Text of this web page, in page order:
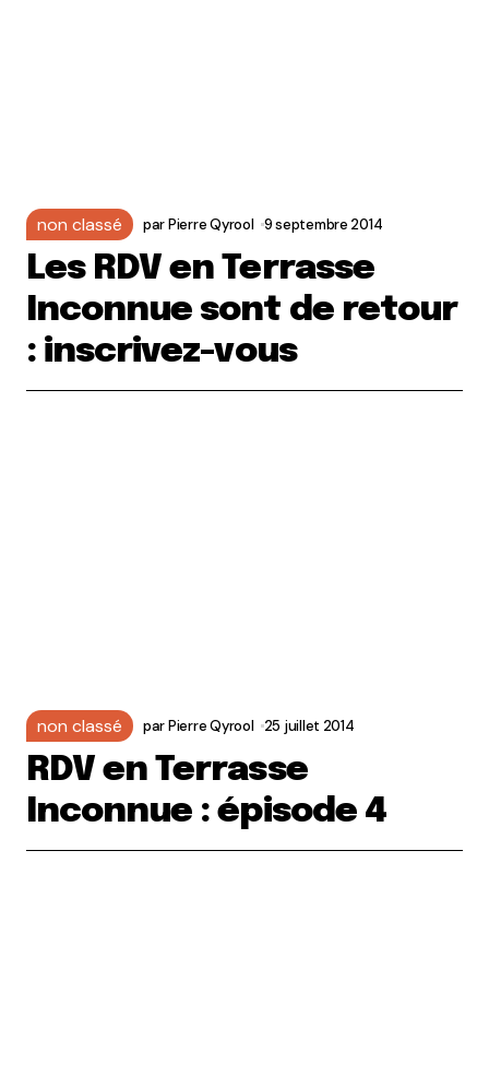
non classé parPierre Qyrool 9 septembre 2014
Les RDV en Terrasse
Inconnue sont de retour
: inscrivez-vous
non classé parPierre Qyrool 25 juillet 2014
RDV en Terrasse
Inconnue : épisode 4